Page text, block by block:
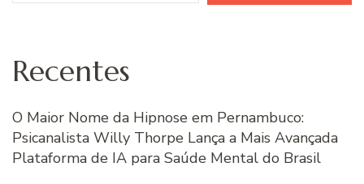
Recentes
O Maior Nome da Hipnose em Pernambuco:
Psicanalista Willy Thorpe Lança a Mais Avançada
Plataforma de IA para Saúde Mental do Brasil